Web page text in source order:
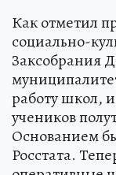
Как отметил
социально-
Заксобрания
работу школ,
учеников
Основанием
Росстата.